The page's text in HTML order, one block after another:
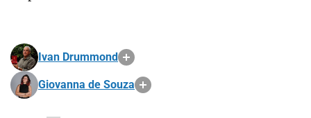
Ivan Drummond
Giovanna de Souza